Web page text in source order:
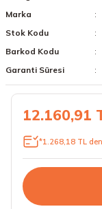
Marka
Stok Kodu
Barkod Kodu
Garanti Süresi
12.160,91
*1.268,18 TL